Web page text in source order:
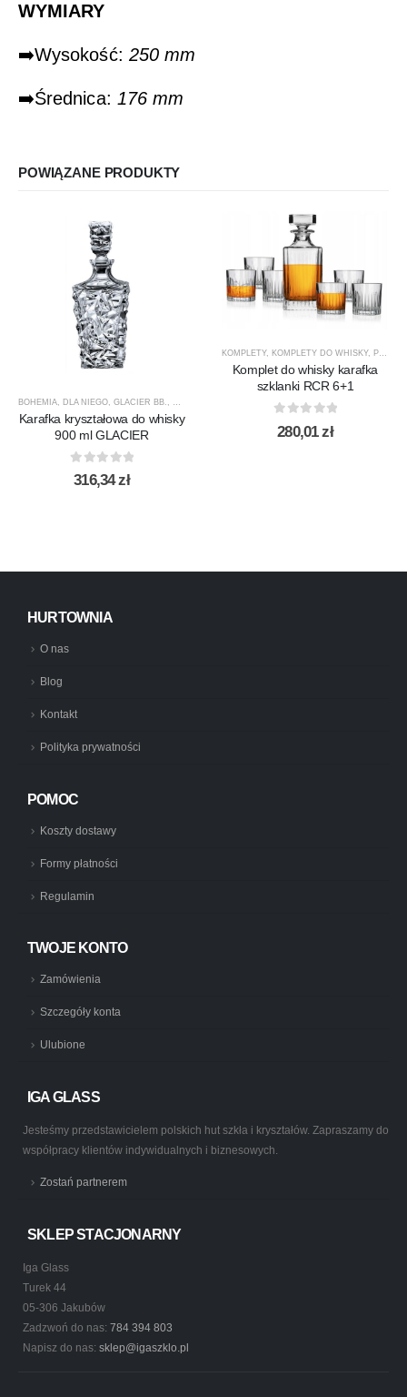
WYMIARY
➡️Wysokość: 250 mm
➡️Średnica: 176 mm
POWIĄZANE PRODUKTY
BOHEMIA, DLA NIEGO, GLACIER BB. , KARAFKI KARAFKI DO WHISKY , PREZENTY
Karafka kryształowa do whisky
900 ml GLACIER
0out of 5
316,34zł
KOMPLETY, KOMPLETY DO WHISKY, PREZENTY
Komplet do whisky karafka
szklanki RCR 6+1
0out of 5
280,01zł
HURTOWNIA
O nas
Blog
Kontakt
Polityka prywatności
POMOC
Koszty dostawy
Formy płatności
Regulamin
TWOJE KONTO
Zamówienia
Szczegóły konta
Ulubione
IGA GLASS
Jesteśmy przedstawicielem polskich hut szkła i kryształów. Zapraszamy do
współpracy klientów indywidualnych i biznesowych.
Zostań partnerem
SKLEP STACJONARNY
Iga Glass
Turek 44
05-306 Jakubów
Zadzwoń do nas: 784 394 803
Napisz do nas: sklep@igaszklo.pl